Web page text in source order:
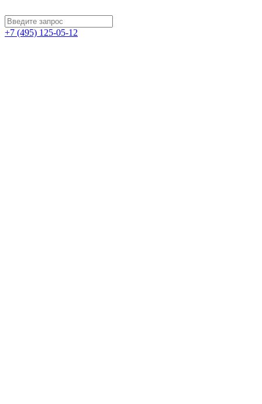
+7 (495) 125-05-12